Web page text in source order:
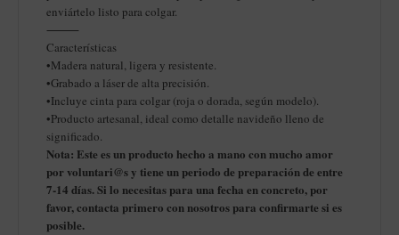
enviártelo listo para colgar.
⸻
Características
•Madera natural, ligera y resistente.
•Grabado a láser de alta precisión.
•Incluye cinta para colgar (roja o dorada, según modelo).
•Producto artesanal, ideal como detalle navideño lleno de
significado.
Nota: Este es un producto hecho a mano con mucho amor
por voluntari@s y tiene un periodo de preparación de entre
7-14 días. Si lo necesitas para una fecha en concreto, por
favor, contacta primero con nosotros para confirmarte si es
posible.